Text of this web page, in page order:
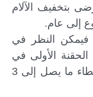
90٪ من المرضى بتخفيف الآلام
إلى عام.
فيمكن النظر في
الأولى في
التناقص التدريجي. عادة، يمكن إعطاء ما يصل إلى 3